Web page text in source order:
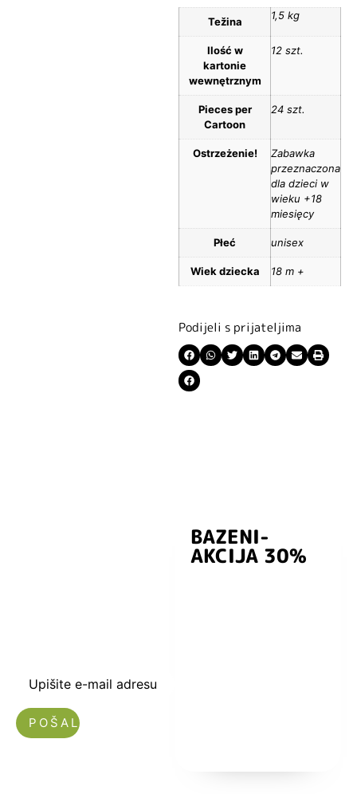
Težina 1,5 kg
Ilość w
kartonie
wewnętrznym
12 szt.
Pieces per
Cartoon
24 szt.
Ostrzeżenie!
Zabawka
przeznaczona
dla dzieci w
wieku +18
miesięcy
Płeć unisex
Wiek dziecka 18 m +
Podijeli s prijateljima
Upišite e-mail adresu
BAZENI-
AKCIJA 30%